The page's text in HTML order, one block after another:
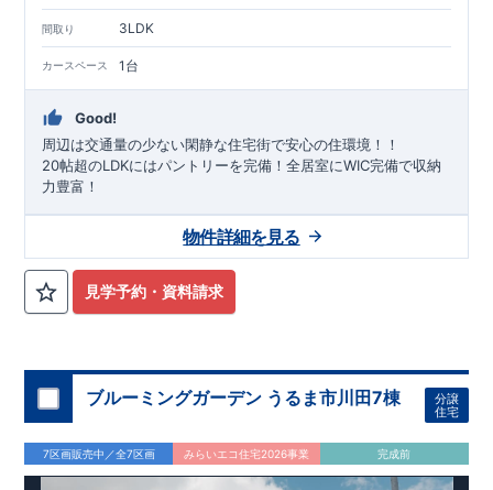
間取り 3LDK
カースペース 1台
Good!
周辺は交通量の少ない閑静な住宅街で安心の住環境！！
20帖超のLDKにはパントリーを完備！全居室にWIC完備で収納
力豊富！
見学予約・資料請求
物件詳細を見る
ブルーミングガーデン うるま市川田7棟
分譲
住宅
7区画販売中／全7区画 みらいエコ住宅2026事業 完成前